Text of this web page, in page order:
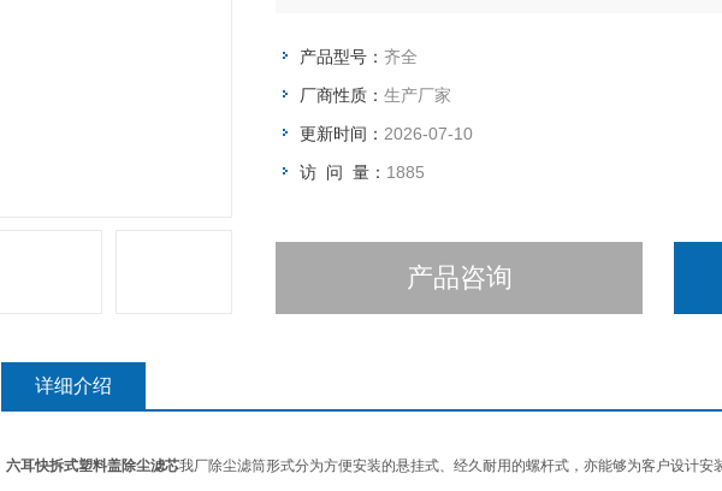
产品型号： 齐全
厂商性质： 生产厂家
更新时间： 2026-07-10
访 问 量： 1885
产品咨询
详细介绍
六耳快拆式塑料盖除尘滤芯我厂除尘滤筒形式分为方便安装的悬挂式、经久耐用的螺杆式，亦能够为客户设计